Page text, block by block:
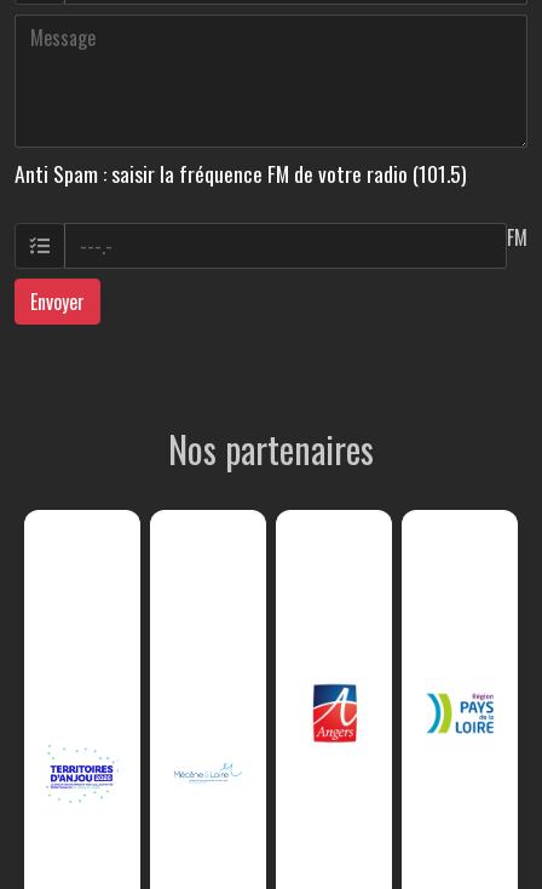
Anti Spam : saisir la fréquence FM de votre radio (101.5)
FM
Envoyer
Nos partenaires